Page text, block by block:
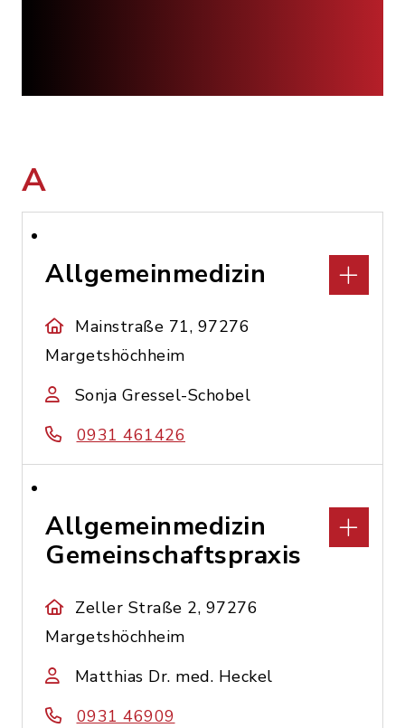
A
Allgemeinmedizin
Mainstraße 71, 97276
Margetshöchheim
Sonja Gressel-Schobel
0931 461426
Allgemeinmedizin
Gemeinschaftspraxis
Zeller Straße 2, 97276
Margetshöchheim
Matthias Dr. med. Heckel
0931 46909